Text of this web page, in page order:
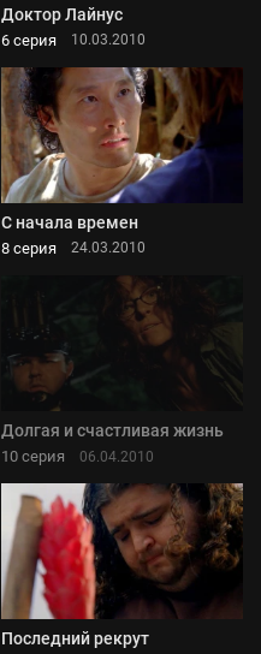
Доктор Лайнус
6 серия 10.03.2010
С начала времен
8 серия 24.03.2010
Долгая и счастливая жизнь
10 серия 06.04.2010
Последний рекрут